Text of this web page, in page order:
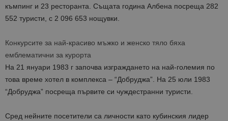
къмпинг и 23 ресторанта. Същата година Албена посреща 282
552 туристи, с 2 096 653 нощувки.
Конкурсите за най-красиво мъжко и женско тяло бяха
емблематични за курорта
На 21 януари 1983 г започва изграждането на най-големия по
това време хотел в комплекса – “Добруджа”. На 25 юли 1983
“Добруджа” посреща първите си чуждестранни туристи.
Сред нейните посетители са личности като кубинския лидер